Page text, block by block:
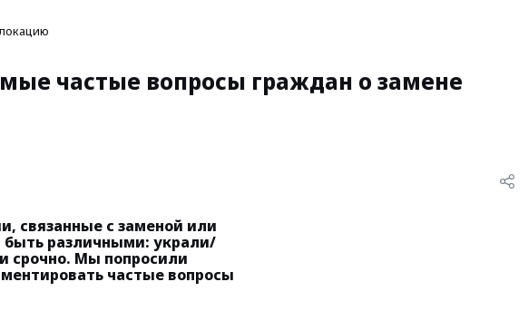
частые вопросы граждан о замене
связанные с заменой или
быть различными: украли/
срочно. Мы попросили
частые вопросы